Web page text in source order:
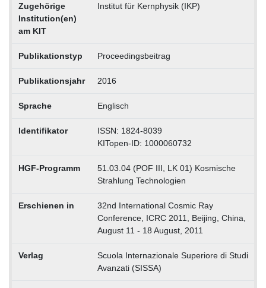
Zugehörige
Institution(en)
am KIT
Institut für Kernphysik (IKP)
Publikationstyp Proceedingsbeitrag
Publikationsjahr 2016
Sprache Englisch
Identifikator
ISSN: 1824-8039
KITopen-ID: 1000060732
HGF-Programm
51.03.04 (POF III, LK 01) Kosmische
Strahlung Technologien
Erschienen in
32nd International Cosmic Ray
Conference, ICRC 2011, Beijing, China,
August 11 - 18 August, 2011
Verlag
Scuola Internazionale Superiore di Studi
Avanzati (SISSA)